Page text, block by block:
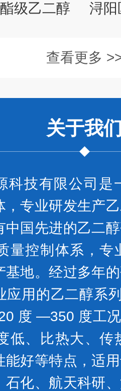
级乙二醇
查看更多
关于我
科技有限公司是
，专业研发生产
中国先进的乙二
量控制体系，
基地。经过多年
应用的乙二醇系
度 —350 度工
低、比热大、传
能好等特点，适
石化、航天科研